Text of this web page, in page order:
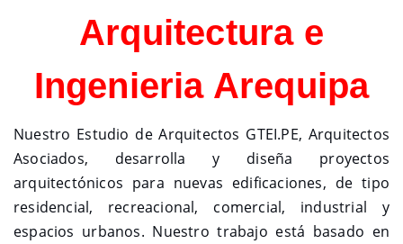
Arquitectura e
Ingenieria Arequipa
Nuestro Estudio de Arquitectos GTEI.PE, Arquitectos
Asociados, desarrolla y diseña proyectos
arquitectónicos para nuevas edificaciones, de tipo
residencial, recreacional, comercial, industrial y
espacios urbanos. Nuestro trabajo está basado en